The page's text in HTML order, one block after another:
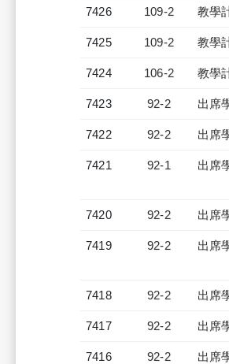
7426 109-2 教學
7425 109-2 教學
7424 106-2 教學
7423 92-2 出席
7422 92-2 出席
7421 92-1 出席
7420 92-2 出席
7419 92-2 出席
7418 92-2 出席
7417 92-2 出席
7416 92-2 出席